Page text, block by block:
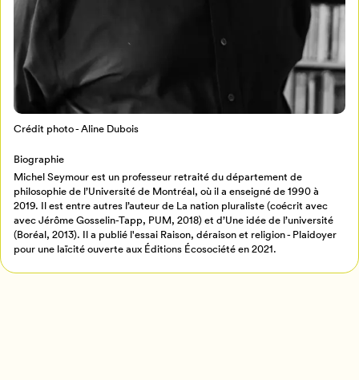
Programmation
Billetterie
Retour à l’accueil
Crédit photo - Aline Dubois
Biographie
Michel Seymour est un professeur retraité du département de
philosophie de l’Université de Montréal, où il a enseigné de 1990 à
2019. Il est entre autres l’auteur de La nation pluraliste (coécrit avec
avec Jérôme Gosselin-Tapp, PUM, 2018) et d’Une idée de l’université
(Boréal, 2013). Il a publié l'essai Raison, déraison et religion - Plaidoyer
pour une laïcité ouverte aux Éditions Écosociété en 2021.
connectez-vous ou créez votre profil
Annuler